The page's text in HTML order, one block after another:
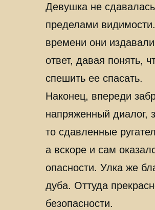
Девушка не
пределами
времени они
ответ, давая понять,
спешить ее спасать.
Наконец, впереди
напряженный диалог,
то сдавленные
а вскоре и сам
опасности. Улка же
дуба. Оттуда
безопасности.